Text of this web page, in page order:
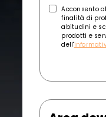
Acconsento
finalità di
abitudini e
prodotti e
dell'